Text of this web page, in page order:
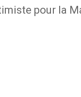
pour la